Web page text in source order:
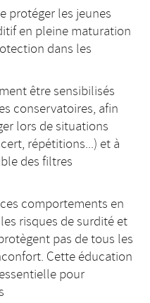
protéger les jeunes
en pleine maturation
dans les
être sensibilisés
conservatoires, afin
lors de situations
répétitions...) et à
des filtres
comportements en
risques de surdité et
pas de tous les
Cette éducation
pour